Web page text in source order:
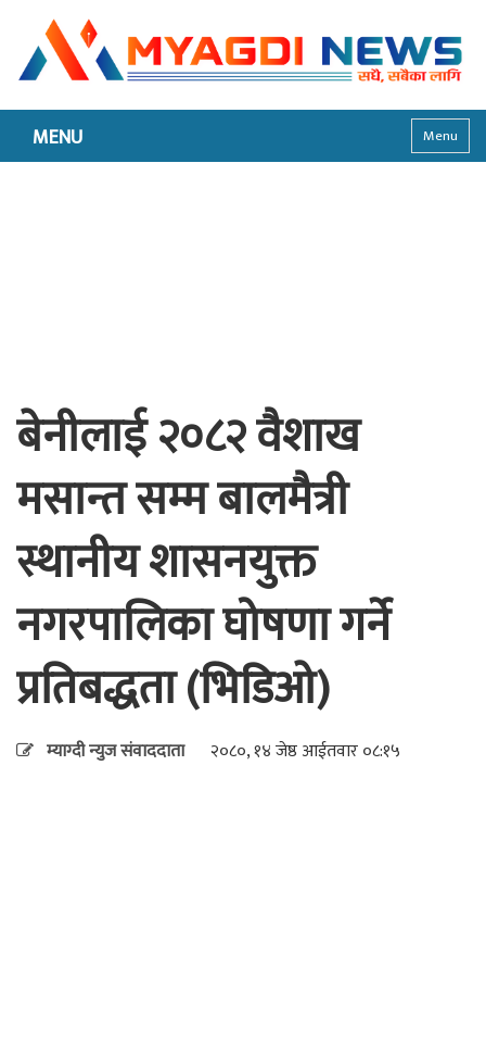
MENU Menu
बेनीलाई २०८२ वैशाख
मसान्त सम्म बालमैत्री
स्थानीय शासनयुक्त
नगरपालिका घोषणा गर्ने
प्रतिबद्धता (भिडिओ)
म्याग्दी न्युज संवाददाता २०८०, १४ जेष्ठ आईतवार ०८:१५